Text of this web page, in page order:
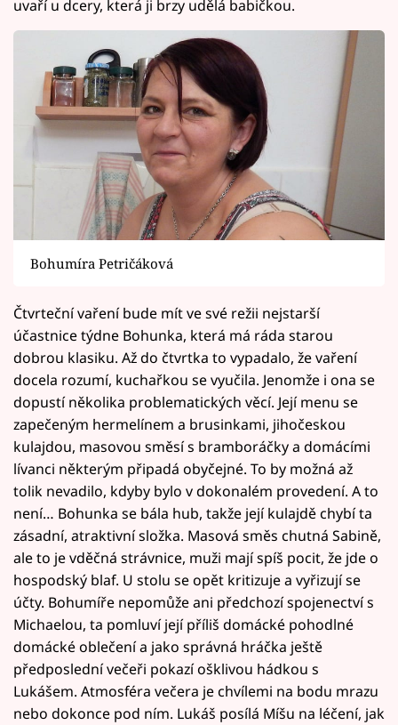
uvaří u dcery, která ji brzy udělá babičkou.
Bohumíra Petričáková
Čtvrteční vaření bude mít ve své režii nejstarší
účastnice týdne Bohunka, která má ráda starou
dobrou klasiku. Až do čtvrtka to vypadalo, že vaření
docela rozumí, kuchařkou se vyučila. Jenomže i ona se
dopustí několika problematických věcí. Její menu se
zapečeným hermelínem a brusinkami, jihočeskou
kulajdou, masovou směsí s bramboráčky a domácími
lívanci některým připadá obyčejné. To by možná až
tolik nevadilo, kdyby bylo v dokonalém provedení. A to
není… Bohunka se bála hub, takže její kulajdě chybí ta
zásadní, atraktivní složka. Masová směs chutná Sabině,
ale to je vděčná strávnice, muži mají spíš pocit, že jde o
hospodský blaf. U stolu se opět kritizuje a vyřizují se
účty. Bohumíře nepomůže ani předchozí spojenectví s
Michaelou, ta pomluví její příliš domácké pohodlné
domácké oblečení a jako správná hráčka ještě
předposlední večeři pokazí ošklivou hádkou s
Lukášem. Atmosféra večera je chvílemi na bodu mrazu
nebo dokonce pod ním. Lukáš posílá Míšu na léčení, jak